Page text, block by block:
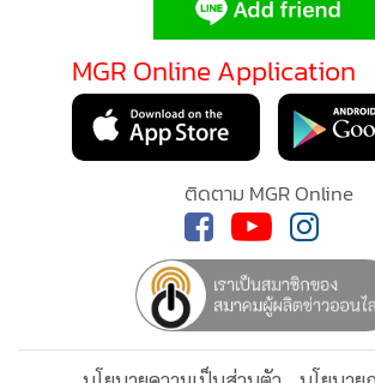
เสี่ยงที่ต้องติดตามอย่างใกล้ชิด โดยในเดือนมิ
รายการ อาทิ ซอสปรุงรสและผลิตภัณฑ์มะพร้า
ความสามารถของผู้ประกอบการในการส่งผ่า
บริโภค โดยเฉพาะในกลุ่มสินค้าอาหาร มาตร
ค้าของประเทศคู่ค้า เช่น มาเลเซีย เม็กซิโก แล
ผลกระทบต่อการส่งออกสินค้าไทยไปยังตลาดดั
ขณะเดียวกัน ภาคการผลิตในบางอุตสาหกรรม
กดดัน สะท้อนจากอัตราการใช้กำลังการผลิต
Utilization: CapU) ที่ชะลอตัวลงตามคำสั่งซื้อ
อนุญาตฯส่อดำเนินคดี
เอกชนชี้ศักยภาพไทยเป็นฮับ Data
ด้านน้ำ–ไฟฟ้า
ข่าวอื่นในหมวด
MGR Online ใช้คุกกี้ (Cookies)
MGR Online ใช้คุกกี้ เพื่อจัดการข้อมูลส่วนบุ
ประสบการณ์คอนเทนต์ที่ดีที่สุดให้กับผู้อ่านบ
เงื่อนไขการใช้งานเว็บไซต์
รับทราบ